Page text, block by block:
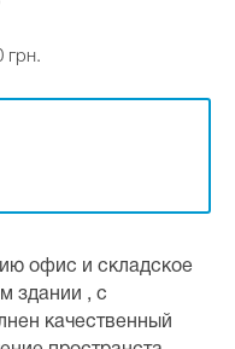
грн.
офис и складское
здании , с
качественный